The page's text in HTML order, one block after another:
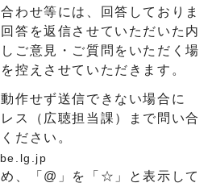
わせ等には、回答しておりま
答を返信させていただいた内
ご意見・ご質問をいただく場
控えさせていただきます。
作せず送信できない場合に
ス（広聴担当課）まで問い合
ださい。
、「@」を「☆」と表示して